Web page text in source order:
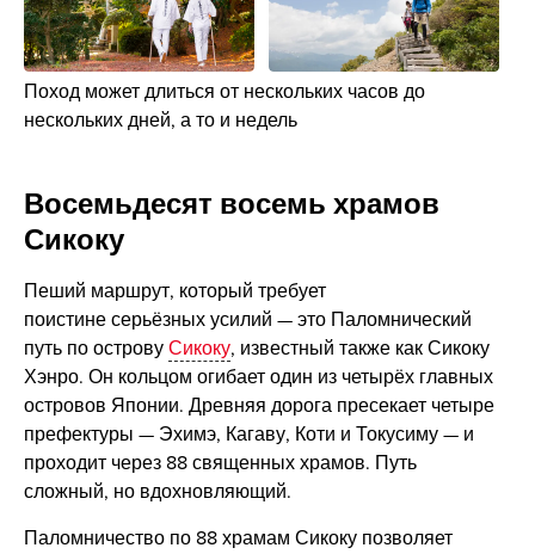
Поход может длиться от нескольких часов до
нескольких дней, а то и недель
Восемьдесят восемь храмов
Сикоку
Пеший маршрут, который требует
поистине серьёзных усилий — это Паломнический
путь по острову Сикоку, известный также как Сикоку
Хэнро. Он кольцом огибает один из четырёх главных
островов Японии. Древняя дорога пресекает четыре
префектуры — Эхимэ, Кагаву, Коти и Токусиму — и
проходит через 88 священных храмов. Путь
сложный, но вдохновляющий.
Паломничество по 88 храмам Сикоку позволяет